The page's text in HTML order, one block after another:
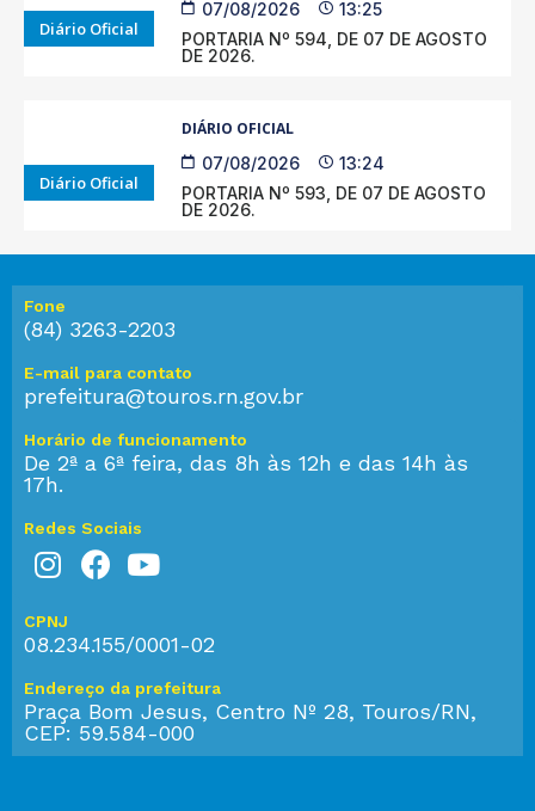
Diário Oficial
07/08/2026
13:25
PORTARIA Nº 594, DE 07 DE AGOSTO
DE 2026.
Diário Oficial
DIÁRIO OFICIAL
07/08/2026
13:24
PORTARIA Nº 593, DE 07 DE AGOSTO
DE 2026.
Fone
(84) 3263-2203
E-mail para contato
prefeitura@touros.rn.gov.br
Horário de funcionamento
De 2ª a 6ª feira, das 8h às 12h e das 14h às
17h.
Redes Sociais
CPNJ
08.234.155/0001-02
Endereço da prefeitura
Praça Bom Jesus, Centro Nº 28, Touros/RN,
CEP: 59.584-000